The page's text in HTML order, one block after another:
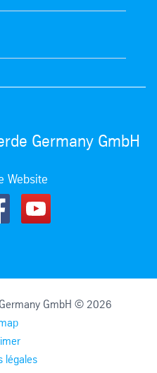
Germany GmbH
Website
GmbH © 2026
légales